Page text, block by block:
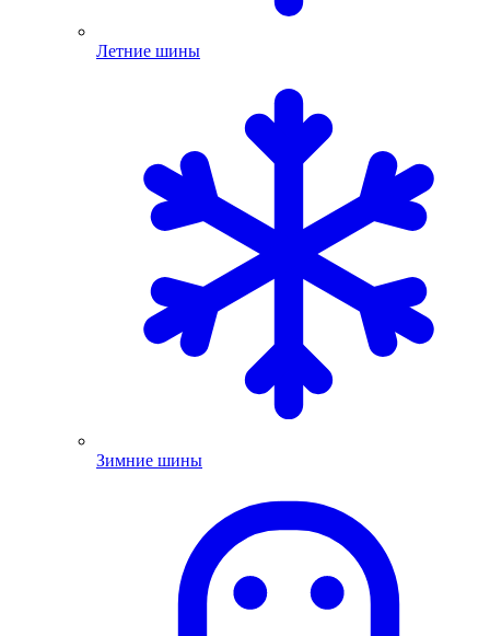
Летние шины
Зимние шины